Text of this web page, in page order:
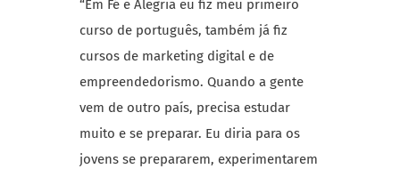
“Em Fé e Alegria eu fiz meu primeiro
curso de português, também já fiz
cursos de marketing digital e de
empreendedorismo. Quando a gente
vem de outro país, precisa estudar
muito e se preparar. Eu diria para os
jovens se prepararem, experimentarem